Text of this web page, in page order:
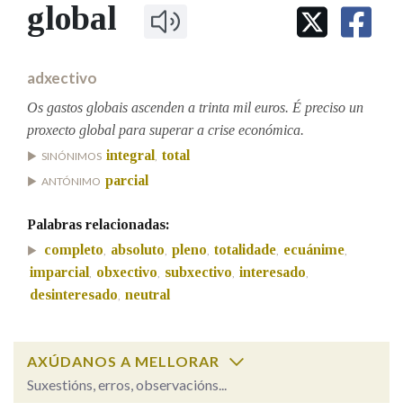
IDENTIDADE CORPORATIVA
MARCIAL DEL ADALID
FIGURAS HOMENAXEADAS
PRIMAVERA DAS LETRAS
PORTAL DAS PALABRAS
Facebook
TwitterYoutubeInstagram
Bluesky
BUSCAR NOS LEMAS
Remata por
BUSCAR NO CONTIDO
Nos exemplos
global
adxectivo
Os gastos globais ascenden a trinta mil euros. É preciso un
proxecto global para superar a crise económica.
SINÓNIMOS integral , total
ANTÓNIMO parcial
Palabras relacionadas:
completo, absoluto, pleno, totalidade, ecuánime,
imparcial , obxectivo, subxectivo, interesado,
desinteresado, neutral
AXÚDANOS A MELLORAR
Suxestións, erros, observacións...